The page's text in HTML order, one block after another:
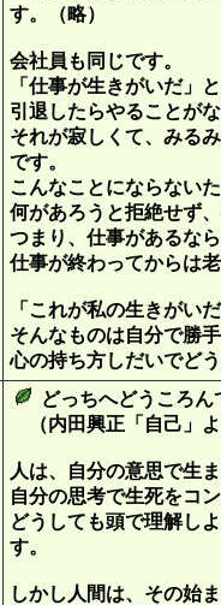
す。（略）
会社員も同じです。
「仕事が生きがいだ」
引退したらやることが
それが寂しくて、みる
です。
こんなことにならない
何があろうと拒絶せず
つまり、仕事があるな
仕事が終わってからは
「これが私の生きがい
そんなものは自分で勝
心の持ち方しだいでど
どっちへどうころ
（内田興正「自己」
人は、自分の意思で生
自分の思考で生死をコ
どうしても頭で理解し
す。
しかし人間は、その始